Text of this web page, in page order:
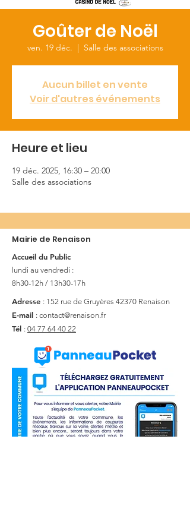
Goûter de Noël
ven. 19 déc.
  |
Salle des associations
Aucun billet en vente
Voir d'autres événements
Heure et lieu
19 déc. 2025, 16:30 – 20:00
Salle des associations
Mairie de Renaison
Accueil du Public
lundi au vendredi :
8h30-12h / 13h30-17h
Adresse : 152 rue de Gruyères 42370 Renaison
E-mail : contact@renaison.fr
Tél : 04 77 64 40 22